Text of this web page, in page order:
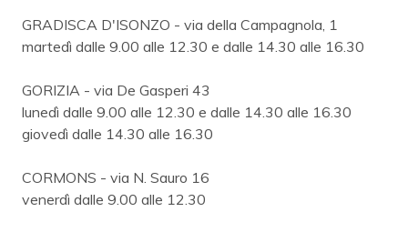
GRADISCA D'ISONZO - via della Campagnola, 1
martedì dalle 9.00 alle 12.30 e dalle 14.30 alle 16.30
GORIZIA - via De Gasperi 43
lunedì dalle 9.00 alle 12.30 e dalle 14.30 alle 16.30
giovedì dalle 14.30 alle 16.30
CORMONS - via N. Sauro 16
venerdì dalle 9.00 alle 12.30